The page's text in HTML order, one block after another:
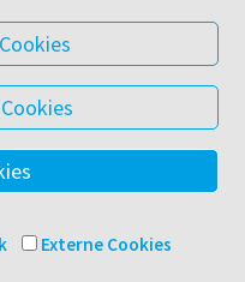
Buchhandels AG
Externe Cookies